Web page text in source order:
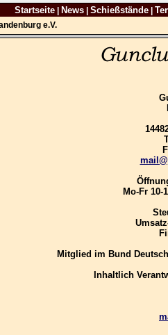
Startseite| News| Schießstände|
e.V.
Mo-Fr 10-
Mitglied im Bund
Inhaltlich